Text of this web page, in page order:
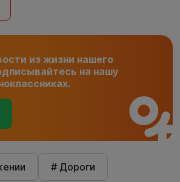
из жизни нашего
на нашу
# Дороги